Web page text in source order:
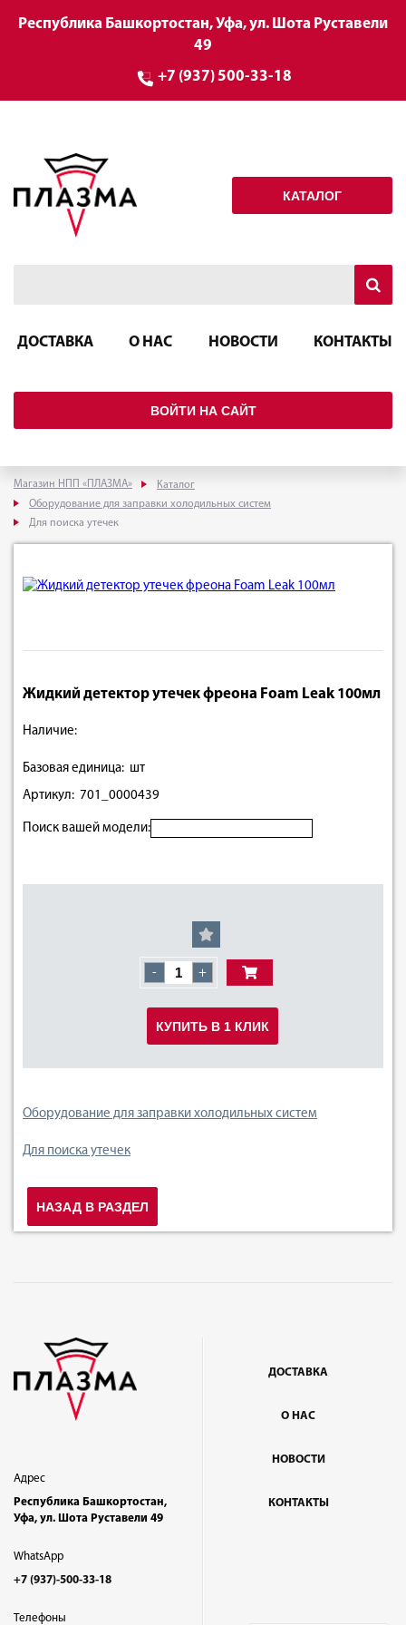
Республика Башкортостан, Уфа, ул. Шота Руставели
49
+7 (937) 500-33-18
КАТАЛОГ
ДОСТАВКА О НАС НОВОСТИ КОНТАКТЫ
ВОЙТИ НА САЙТ
Магазин НПП «ПЛАЗМА»
Каталог
Оборудование для заправки холодильных систем
Для поиска утечек
Жидкий детектор утечек фреона Foam Leak 100мл
Наличие:
Базовая единица: шт
Артикул: 701_0000439
Поиск вашей модели:
- +
КУПИТЬ В 1 КЛИК
Оборудование для заправки холодильных систем
Для поиска утечек
НАЗАД В РАЗДЕЛ
Адрес
Республика Башкортостан,
Уфа, ул. Шота Руставели 49
WhatsApp
+7 (937)-500-33-18
Телефоны
ДОСТАВКА
О НАС
НОВОСТИ
КОНТАКТЫ